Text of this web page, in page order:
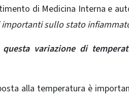
di Medicina Interna e
sullo stato
variazione di
alla temperatura è